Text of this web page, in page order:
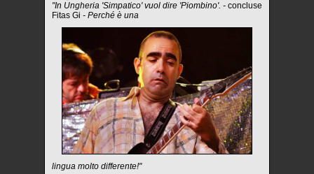
"In Ungheria 'Simpatico' vuol dire 'Piombino'. - concluse
Fitas Gi - Perché è una
lingua molto differente!"